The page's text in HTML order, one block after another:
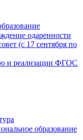
одаренности
(с 17 сентября по
и реализации ФГОС
образование